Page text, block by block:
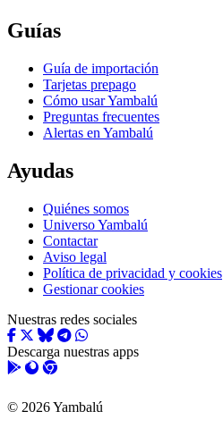
Guías
Guía de importación
Tarjetas prepago
Cómo usar Yambalú
Preguntas frecuentes
Alertas en Yambalú
Ayudas
Quiénes somos
Universo Yambalú
Contactar
Aviso legal
Política de privacidad y cookies
Gestionar cookies
Nuestras redes sociales
Descarga nuestras apps
© 2026 Yambalú